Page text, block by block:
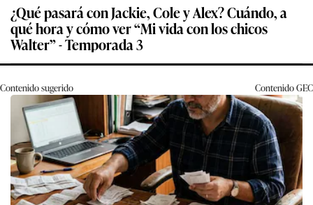
¿Qué pasará con Jackie, Cole y Alex? Cuándo, a
qué hora y cómo ver “Mi vida con los chicos
Walter” - Temporada 3
Contenido sugerido ContenidoGEC